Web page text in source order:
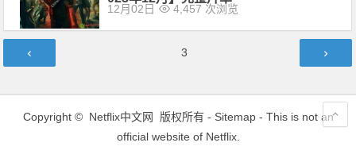
12月02日 4,457 次浏览
章
第3
Copyright © Netflix中文网 版权所有 - Sitemap- This is not an
official website of Netflix.